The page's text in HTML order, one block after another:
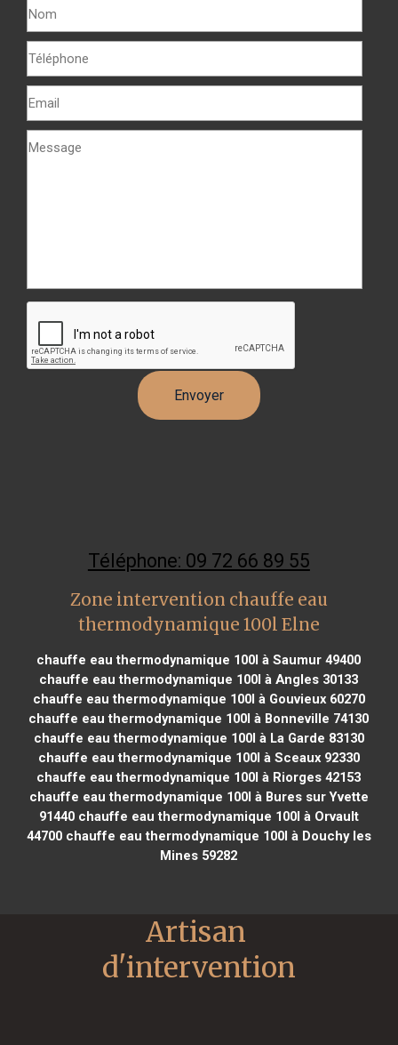
Téléphone: 09 72 66 89 55
Zone intervention chauffe eau
thermodynamique 100l Elne
chauffe eau thermodynamique 100l à Saumur 49400
chauffe eau thermodynamique 100l à Angles 30133
chauffe eau thermodynamique 100l à Gouvieux 60270
chauffe eau thermodynamique 100l à Bonneville 74130
chauffe eau thermodynamique 100l à La Garde 83130
chauffe eau thermodynamique 100l à Sceaux 92330
chauffe eau thermodynamique 100l à Riorges 42153
chauffe eau thermodynamique 100l à Bures sur Yvette
91440chauffe eau thermodynamique 100l à Orvault
44700chauffe eau thermodynamique 100l à Douchy les
Mines 59282
Artisan
d'intervention